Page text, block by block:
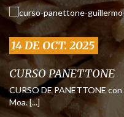
14 DE OCT. 2025
CURSO PANETTONE
CURSO DE PANETTONE
Moa. [...]